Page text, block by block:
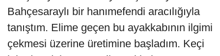
Bahçesaraylı bir hanımefendi aracılığıyla
tanıştım. Elime geçen bu ayakkabının ilgimi
çekmesi üzerine üretimine başladım. Keçi